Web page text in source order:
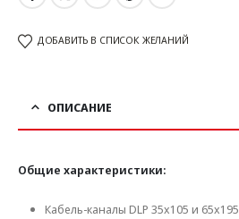
ДОБАВИТЬ В СПИСОК ЖЕЛАНИЙ
ОПИСАНИЕ
Общие характеристики:
Кабель-каналы DLP 35х105 и 65х195